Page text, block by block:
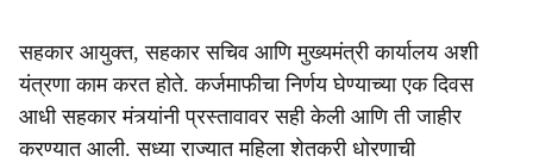
सहकार आयुक्त, सहकार सचिव आणि मुख्यमंत्री कार्यालय अशी
यंत्रणा काम करत होते. कर्जमाफीचा निर्णय घेण्याच्या एक दिवस
आधी सहकार मंत्र्यांनी प्रस्तावावर सही केली आणि ती जाहीर
करण्यात आली. सध्या राज्यात महिला शेतकरी धोरणाची